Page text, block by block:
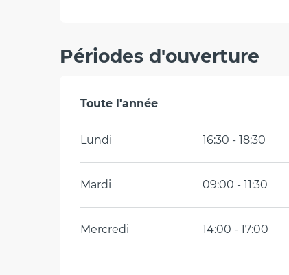
Périodes d'ouverture
Toute l'année
Toute l'année
Lundi 16:30 - 18:30
Mardi 09:00 - 11:30
Mercredi 14:00 - 17:00